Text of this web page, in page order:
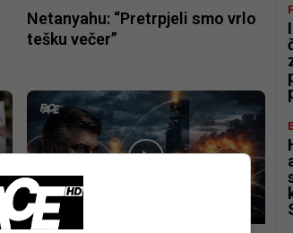
Netanyahu: “Pretrpjeli smo vrlo
tešku večer”
CD